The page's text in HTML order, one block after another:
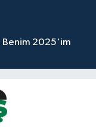
Benim 2025'im